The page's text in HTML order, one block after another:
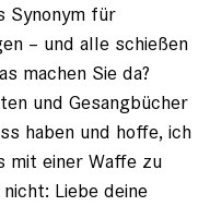
Synonym für
– und alle schießen
machen Sie da?
und Gesangbücher
­haben und hoffe, ich
mit einer Waffe zu
Liebe deine